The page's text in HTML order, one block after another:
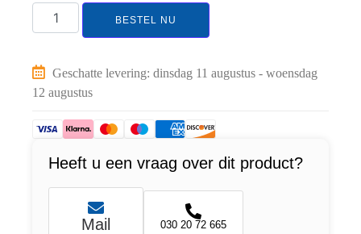
BESTEL NU
Geschatte levering: dinsdag 11 augustus - woensdag
12 augustus
Heeft u een vraag over dit product?
Mail 030 20 72 665